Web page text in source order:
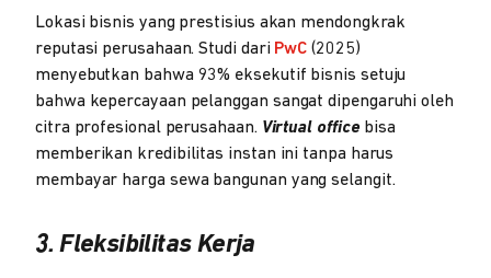
Lokasi bisnis yang prestisius akan mendongkrak
reputasi perusahaan. Studi dari PwC (2025)
menyebutkan bahwa 93% eksekutif bisnis setuju
bahwa kepercayaan pelanggan sangat dipengaruhi oleh
citra profesional perusahaan. Virtual officebisa
memberikan kredibilitas instan ini tanpa harus
membayar harga sewa bangunan yang selangit.
3. Fleksibilitas Kerja